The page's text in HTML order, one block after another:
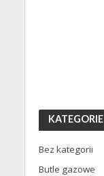
KATEGORIE
Bez kategorii
Butle gazowe